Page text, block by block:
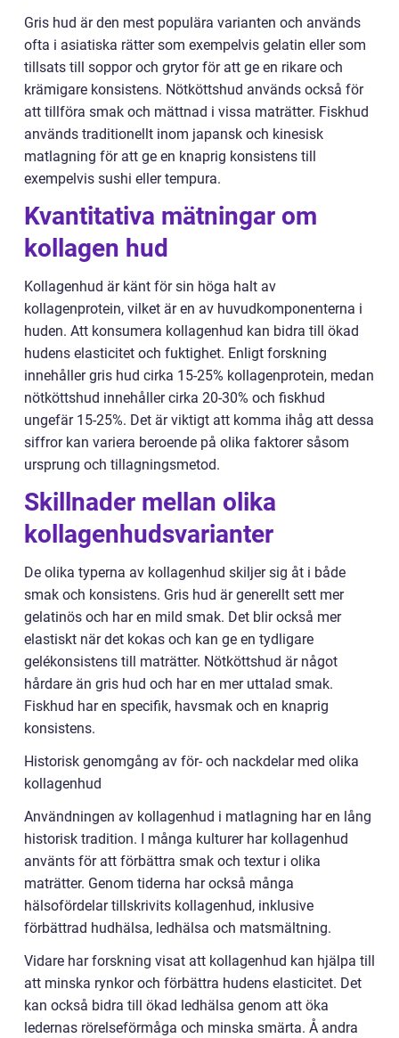
Gris hud är den mest populära varianten och används
ofta i asiatiska rätter som exempelvis gelatin eller som
tillsats till soppor och grytor för att ge en rikare och
krämigare konsistens. Nötköttshud används också för
att tillföra smak och mättnad i vissa maträtter. Fiskhud
används traditionellt inom japansk och kinesisk
matlagning för att ge en knaprig konsistens till
exempelvis sushi eller tempura.
Kvantitativa mätningar om
kollagen hud
Kollagenhud är känt för sin höga halt av
kollagenprotein, vilket är en av huvudkomponenterna i
huden. Att konsumera kollagenhud kan bidra till ökad
hudens elasticitet och fuktighet. Enligt forskning
innehåller gris hud cirka 15-25% kollagenprotein, medan
nötköttshud innehåller cirka 20-30% och fiskhud
ungefär 15-25%. Det är viktigt att komma ihåg att dessa
siffror kan variera beroende på olika faktorer såsom
ursprung och tillagningsmetod.
Skillnader mellan olika
kollagenhudsvarianter
De olika typerna av kollagenhud skiljer sig åt i både
smak och konsistens. Gris hud är generellt sett mer
gelatinös och har en mild smak. Det blir också mer
elastiskt när det kokas och kan ge en tydligare
gelékonsistens till maträtter. Nötköttshud är något
hårdare än gris hud och har en mer uttalad smak.
Fiskhud har en specifik, havsmak och en knaprig
konsistens.
Historisk genomgång av för- och nackdelar med olika
kollagenhud
Användningen av kollagenhud i matlagning har en lång
historisk tradition. I många kulturer har kollagenhud
använts för att förbättra smak och textur i olika
maträtter. Genom tiderna har också många
hälsofördelar tillskrivits kollagenhud, inklusive
förbättrad hudhälsa, ledhälsa och matsmältning.
Vidare har forskning visat att kollagenhud kan hjälpa till
att minska rynkor och förbättra hudens elasticitet. Det
kan också bidra till ökad ledhälsa genom att öka
ledernas rörelseförmåga och minska smärta. Å andra